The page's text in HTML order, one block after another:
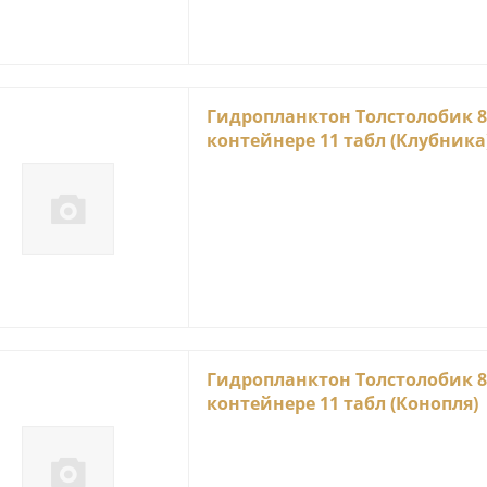
Гидропланктон Толстолобик
контейнере 11 табл
Гидропланктон Толстолобик
контейнере 11 табл (Конопля)